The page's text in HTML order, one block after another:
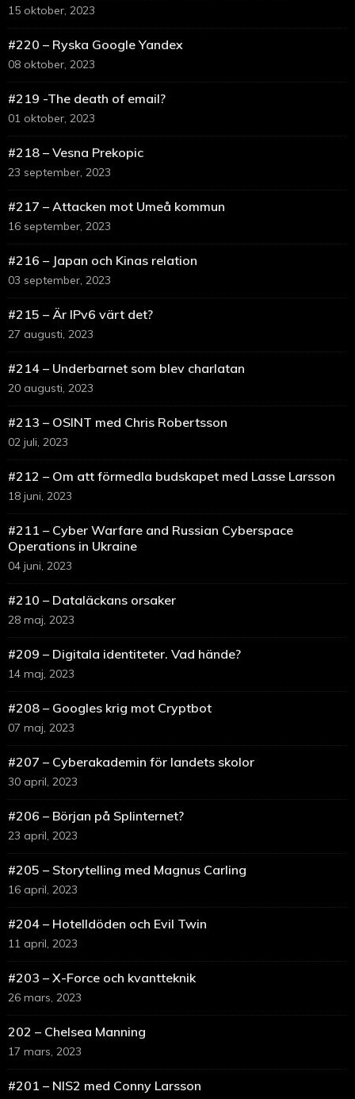
15 oktober, 2023
#220 – Ryska Google Yandex
08 oktober, 2023
#219 -The death of email?
01 oktober, 2023
#218 – Vesna Prekopic
23 september, 2023
#217 – Attacken mot Umeå kommun
16 september, 2023
#216 – Japan och Kinas relation
03 september, 2023
#215 – Är IPv6 värt det?
27 augusti, 2023
#214 – Underbarnet som blev charlatan
20 augusti, 2023
#213 – OSINT med Chris Robertsson
02 juli, 2023
#212 – Om att förmedla budskapet med Lasse Larsson
18 juni, 2023
#211 – Cyber Warfare and Russian Cyberspace
Operations in Ukraine
04 juni, 2023
#210 – Dataläckans orsaker
28 maj, 2023
#209 – Digitala identiteter. Vad hände?
14 maj, 2023
#208 – Googles krig mot Cryptbot
07 maj, 2023
#207 – Cyberakademin för landets skolor
30 april, 2023
#206 – Början på Splinternet?
23 april, 2023
#205 – Storytelling med Magnus Carling
16 april, 2023
#204 – Hotelldöden och Evil Twin
11 april, 2023
#203 – X-Force och kvantteknik
26 mars, 2023
202 – Chelsea Manning
17 mars, 2023
#201 – NIS2 med Conny Larsson